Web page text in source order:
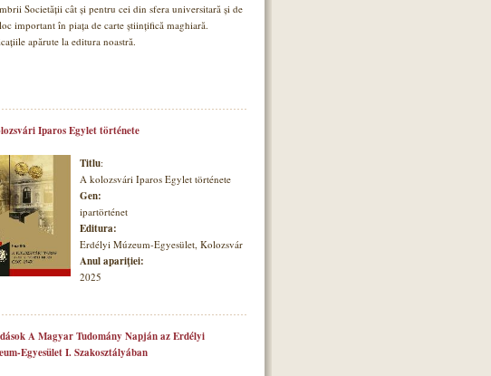
Societății cât și pentru cei din sfera universitară și de
important în piața de carte științifică maghiară.
apărute la editura noastră.
Iparos Egylet története
Titlu:
A kolozsvári Iparos Egylet története
Gen:
ipartörténet
Editura:
Erdélyi Múzeum-Egyesület, Kolozsvár
Anul apariţiei:
2025
A Magyar Tudomány Napján az Erdélyi
Egyesület I. Szakosztályában